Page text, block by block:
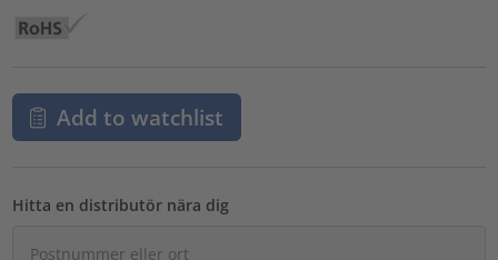
Add to watchlist
Hitta en distributör nära dig